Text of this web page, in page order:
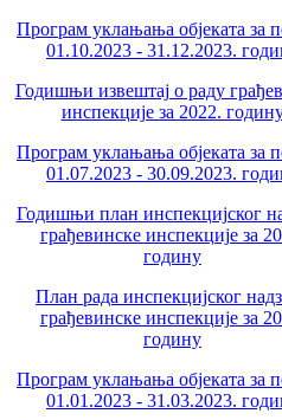
Програм уклањања објеката за
01.10.2023 - 31.12.2023.
Годишњи извештај о раду
инспекције за 2022.
Програм уклањања објеката за
01.07.2023 - 30.09.2023.
Годишњи план инспекцијског
грађевинске инспекције за
годину
План рада инспекцијског
грађевинске инспекције за
годину
Програм уклањања објеката за
01.01.2023 - 31.03.2023.